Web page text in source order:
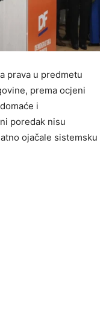
prava u predmetu
prema ocjeni
i
poredak nisu
ojačale sistemsku